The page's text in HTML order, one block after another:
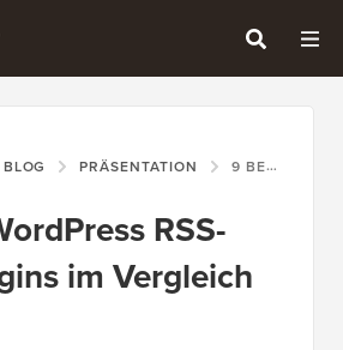
BLOG PRÄSENTATION 9 BESTE WORDPRESS RSS-FEED-PLUGINS IM VERGLEICH (2026)
RSS-
im Vergleich